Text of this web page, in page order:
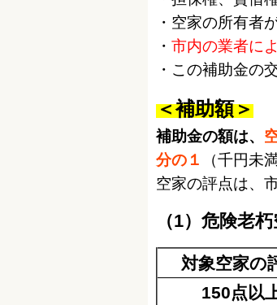
・空家の所有者
・ 市内の業者に
・この補助金の
＜補助額＞
補助金の額は、
分の１
（千円未
空家の評点は、
（1）危険老
対象空家の
150点以